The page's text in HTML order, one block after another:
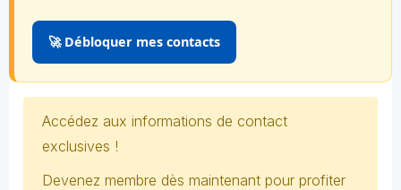
🚀 Débloquer mes contacts
Accédez aux informations de contact
exclusives !
Devenez membre dès maintenant pour profiter